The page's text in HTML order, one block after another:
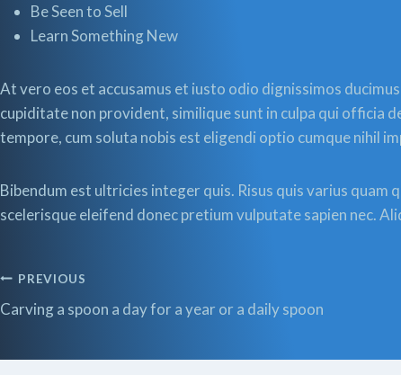
Be Seen to Sell
Learn Something New
At vero eos et accusamus et iusto odio dignissimos
cupiditate non provident, similique sunt in culpa qui officia
tempore, cum soluta nobis est eligendi optio cumque nihil
Bibendum est ultricies integer quis. Risus quis varius
scelerisque eleifend donec pretium vulputate sapien nec.
Post
PREVIOUS
Carving a spoon a day for a year or a daily spoon